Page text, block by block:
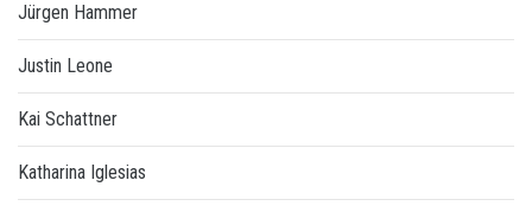
Jürgen Hammer
Justin Leone
Kai Schattner
Katharina Iglesias